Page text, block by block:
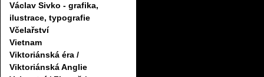
Václav Sivko - grafika,
ilustrace, typografie
Včelařství
Vietnam
Viktoriánská éra /
Viktoriánská Anglie